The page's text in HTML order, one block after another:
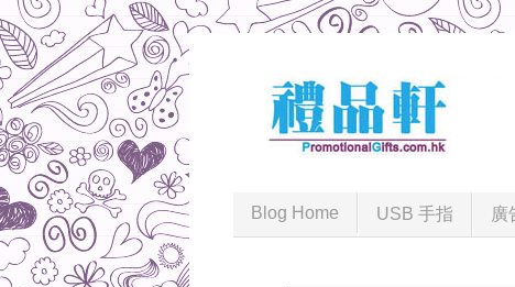
Blog Home USB 手指 廣